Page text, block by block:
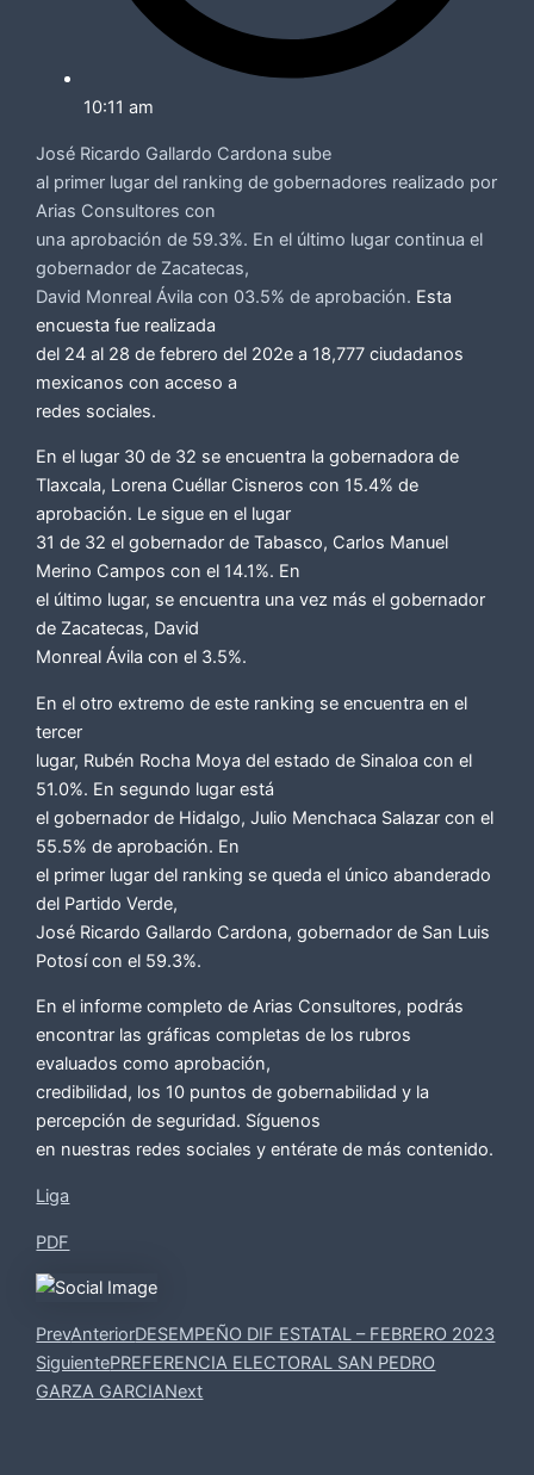
10:11 am
José Ricardo Gallardo Cardona sube
al primer lugar del ranking de gobernadores realizado por
Arias Consultores con
una aprobación de 59.3%. En el último lugar continua el
gobernador de Zacatecas,
David Monreal Ávila con 03.5% de aprobación. Esta
encuesta fue realizada
del 24 al 28 de febrero del 202e a 18,777 ciudadanos
mexicanos con acceso a
redes sociales.
En el lugar 30 de 32 se encuentra la gobernadora de
Tlaxcala, Lorena Cuéllar Cisneros con 15.4% de
aprobación. Le sigue en el lugar
31 de 32 el gobernador de Tabasco, Carlos Manuel
Merino Campos con el 14.1%. En
el último lugar, se encuentra una vez más el gobernador
de Zacatecas, David
Monreal Ávila con el 3.5%.
En el otro extremo de este ranking se encuentra en el
tercer
lugar, Rubén Rocha Moya del estado de Sinaloa con el
51.0%. En segundo lugar está
el gobernador de Hidalgo, Julio Menchaca Salazar con el
55.5% de aprobación. En
el primer lugar del ranking se queda el único abanderado
del Partido Verde,
José Ricardo Gallardo Cardona, gobernador de San Luis
Potosí con el 59.3%.
En el informe completo de Arias Consultores, podrás
encontrar las gráficas completas de los rubros
evaluados como aprobación,
credibilidad, los 10 puntos de gobernabilidad y la
percepción de seguridad. Síguenos
en nuestras redes sociales y entérate de más contenido.
Liga
PDF
PrevAnteriorDESEMPEÑO DIF ESTATAL – FEBRERO 2023
SiguientePREFERENCIA ELECTORAL SAN PEDRO
GARZA GARCIANext